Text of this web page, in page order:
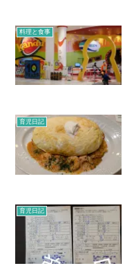
料理と食事
育児日記
育児日記